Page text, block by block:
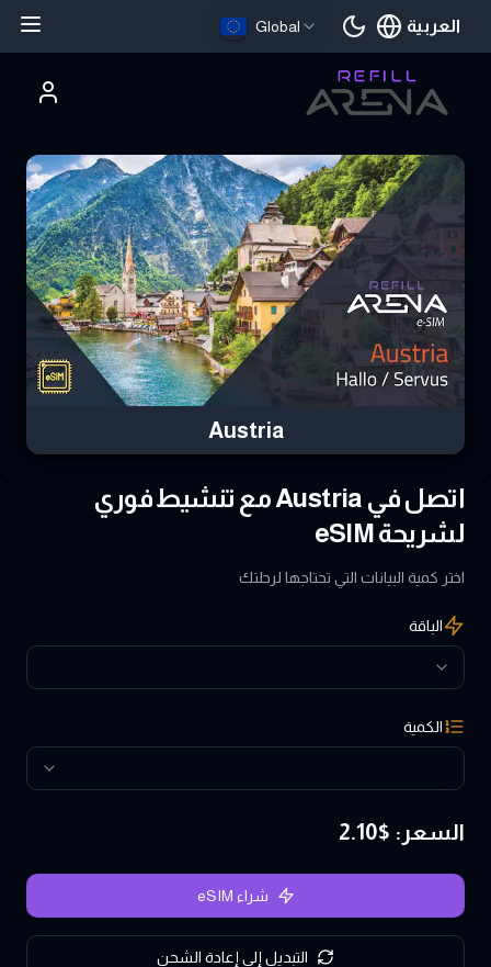
Global العربية
اللغة الحالية
Austria
اتصل في Austria مع تنشيط فوري
لشريحة eSIM
اختر كمية البيانات التي تحتاجها لرحلتك
الباقة
الكمية
السعر : $
2.10
شراء eSIM
التبديل إلى إعادة الشحن